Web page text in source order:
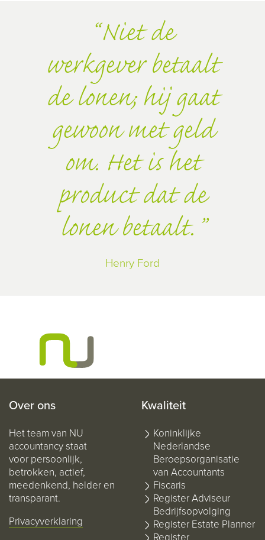
Niet de
werkgever betaalt
de lonen; hij gaat
gewoon met geld
om. Het is het
product dat de
lonen betaalt.
Henry Ford
Over ons
Het team van NU
accountancy staat
voor persoonlijk,
betrokken, actief,
meedenkend, helder en
transparant.
Privacyverklaring
Kwaliteit
Koninklijke
Nederlandse
Beroepsorganisatie
van Accountants
Fiscaris
Register Adviseur
Bedrijfsopvolging
Register Estate Planner
Register